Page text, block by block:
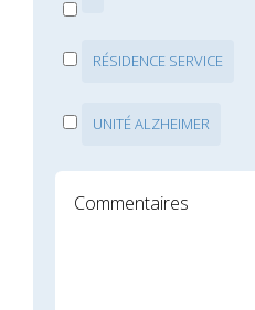
RÉSIDENCE SERVICE
UNITÉ ALZHEIMER